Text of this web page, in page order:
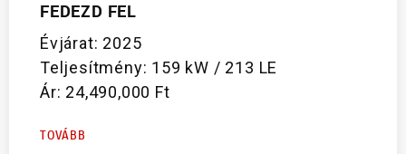
FEDEZD FEL
Évjárat: 2025
Teljesítmény: 159 kW / 213 LE
Ár: 24,490,000 Ft
TOVÁBB